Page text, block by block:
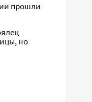
прошли
но